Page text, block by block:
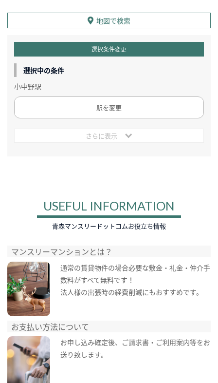
地図で検索
選択条件変更
選択中の条件
小中野駅
駅を変更
さらに表示
USEFUL INFORMATION
青森マンスリードットコムお役立ち情報
マンスリーマンションとは？
通常の賃貸物件の場合必要な敷金・礼金・仲介手
数料がすべて無料です！
法人様の出張時の経費削減にもおすすめです。
お支払い方法について
お申し込み確定後、ご請求書・ご利用案内等をお
送り致します。